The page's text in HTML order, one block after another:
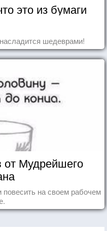
это из бумаги
шедеврами!
от Мудрейшего
на своем рабочем